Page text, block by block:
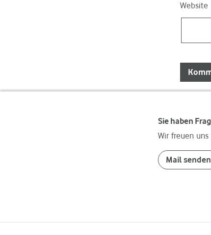
Website
Sie haben
Wir freuen
Mail senden